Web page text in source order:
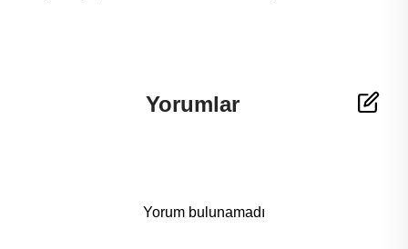
Yorumlar
Yorum bulunamadı